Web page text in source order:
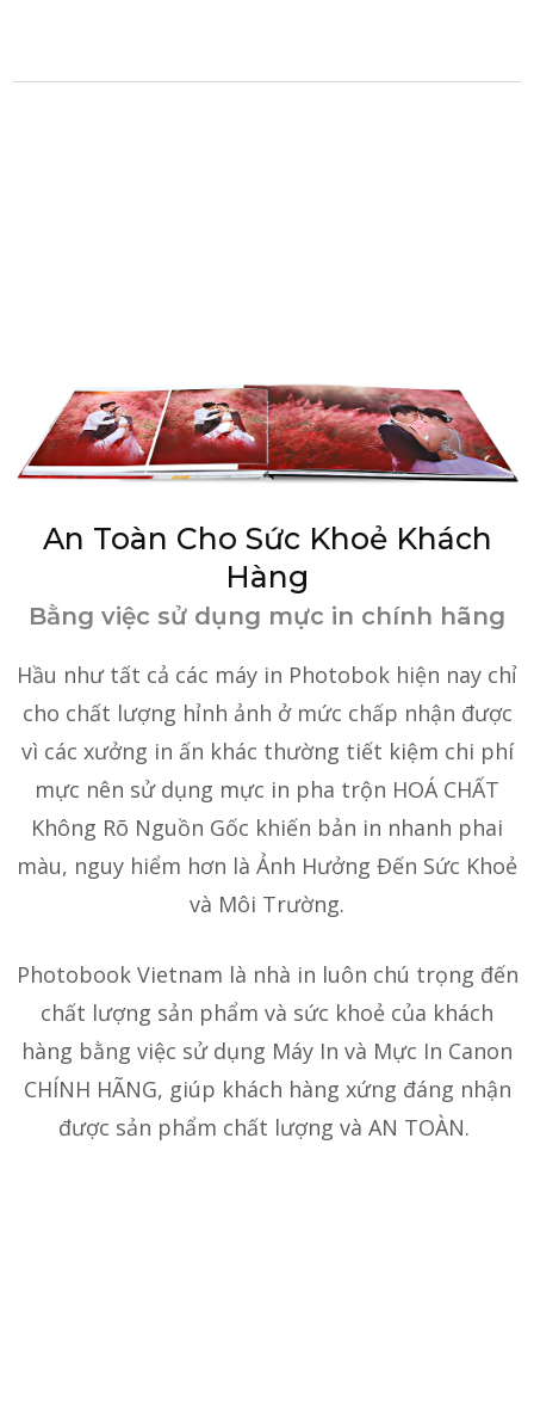
An Toàn Cho Sức Khoẻ Khách
Hàng
Bằng việc sử dụng mực in chính hãng
Hầu như tất cả các máy in Photobok hiện nay chỉ
cho chất lượng hỉnh ảnh ở mức chấp nhận được
vì các xưởng in ấn khác thường tiết kiệm chi phí
mực nên sử dụng mực in pha trộn HOÁ CHẤT
Không Rõ Nguồn Gốc khiến bản in nhanh phai
màu, nguy hiểm hơn là Ảnh Hưởng Đến Sức Khoẻ
và Môi Trường.
Photobook Vietnam là nhà in luôn chú trọng đến
chất lượng sản phẩm và sức khoẻ của khách
hàng bằng việc sử dụng Máy In và Mực In Canon
CHÍNH HÃNG, giúp khách hàng xứng đáng nhận
được sản phẩm chất lượng và AN TOÀN.